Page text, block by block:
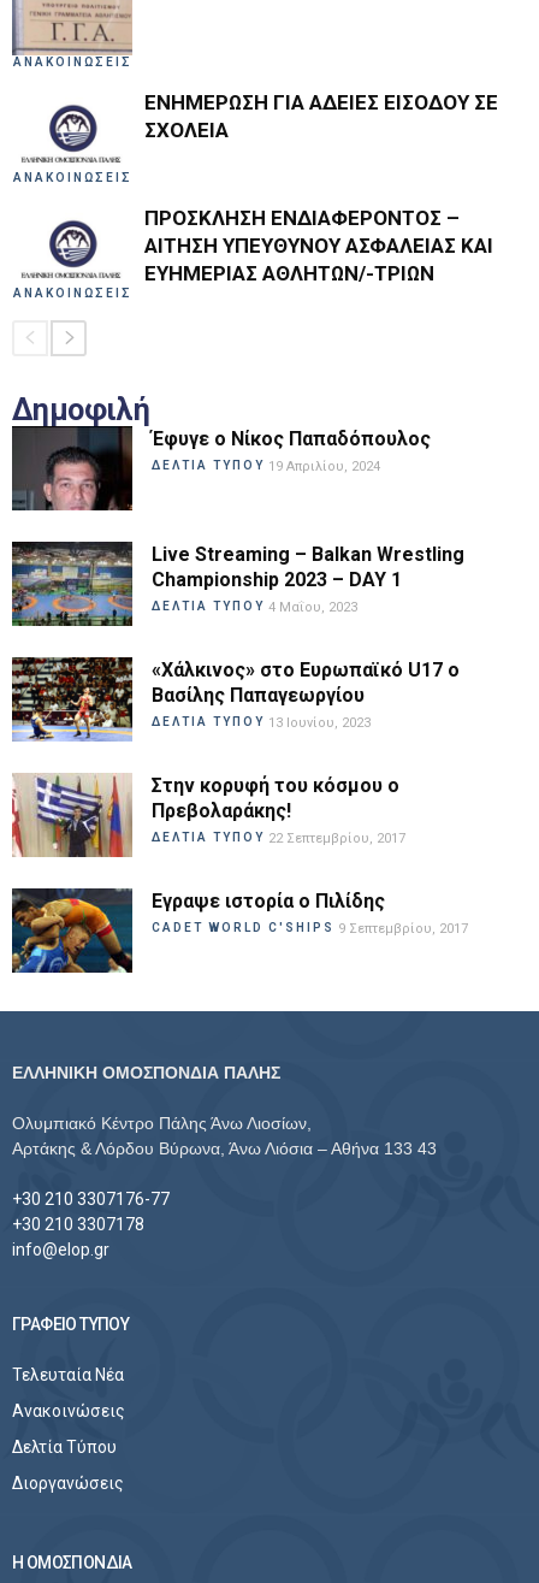
ΑΝΑΚΟΙΝΩΣΕΙΣ
ΑΝΑΚΟΙΝΩΣΕΙΣ
ΕΝΗΜΕΡΩΣΗ ΓΙΑ ΑΔΕΙΕΣ ΕΙΣΟΔΟΥ ΣΕ
ΣΧΟΛΕΙΑ
ΑΝΑΚΟΙΝΩΣΕΙΣ
ΠΡΟΣΚΛΗΣΗ ΕΝΔΙΑΦΕΡΟΝΤΟΣ –
ΑΙΤΗΣΗ ΥΠΕΥΘΥΝΟΥ ΑΣΦΑΛΕΙΑΣ ΚΑΙ
ΕΥΗΜΕΡΙΑΣ ΑΘΛΗΤΩΝ/-ΤΡΙΩΝ
Δημοφιλή
Έφυγε ο Νίκος Παπαδόπουλος
ΔΕΛΤΙΑ ΤΥΠΟΥ 19 Απριλίου, 2024
Live Streaming – Balkan Wrestling
Championship 2023 – DAY 1
ΔΕΛΤΙΑ ΤΥΠΟΥ 4 Μαΐου, 2023
«Χάλκινος» στο Ευρωπαϊκό U17 ο
Βασίλης Παπαγεωργίου
ΔΕΛΤΙΑ ΤΥΠΟΥ 13 Ιουνίου, 2023
Στην κορυφή του κόσμου ο
Πρεβολαράκης!
ΔΕΛΤΙΑ ΤΥΠΟΥ 22 Σεπτεμβρίου, 2017
Εγραψε ιστορία ο Πιλίδης
CADET WORLD C'SHIPS 9 Σεπτεμβρίου, 2017
ΕΛΛΗΝΙΚΗ ΟΜΟΣΠΟΝΔΙΑ ΠΑΛΗΣ
Ολυμπιακό Κέντρο Πάλης Άνω Λιοσίων,
Αρτάκης & Λόρδου Βύρωνα, Άνω Λιόσια – Αθήνα 133 43
+30 210 3307176-77
+30 210 3307178
info@elop.gr
ΓΡΑΦΕΙΟ ΤΥΠΟΥ
Τελευταία Νέα
Ανακοινώσεις
Δελτία Τύπου
Διοργανώσεις
Η ΟΜΟΣΠΟΝΔΙΑ